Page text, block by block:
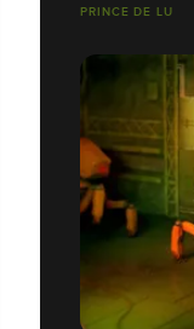
PRINCE DE LU